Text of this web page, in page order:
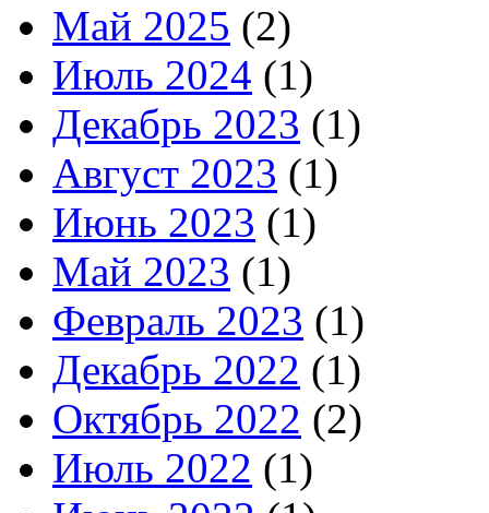
Май 2025 (2)
Июль 2024 (1)
Декабрь 2023 (1)
Август 2023 (1)
Июнь 2023 (1)
Май 2023 (1)
Февраль 2023 (1)
Декабрь 2022 (1)
Октябрь 2022 (2)
Июль 2022 (1)